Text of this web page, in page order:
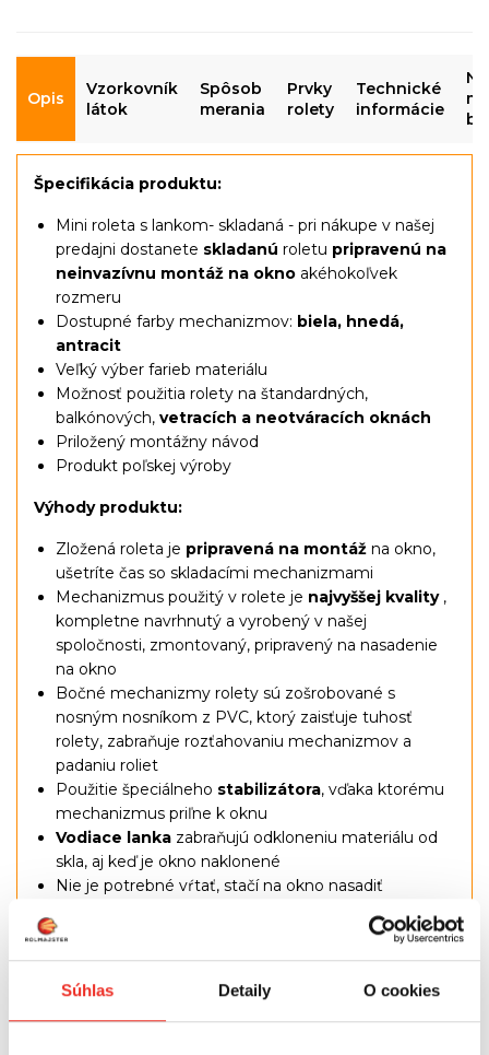
Súhlas Detaily O cookies
Opis
Vzorkovník
látok
Spôsob
merania
Prvky
rolety
Technické
informácie
Špecifikácia produktu:
Mini roleta s lankom- skladaná - pri nákupe v našej
predajni dostanete skladanú roletu pripravenú na
neinvazívnu montáž na okno akéhokoľvek
rozmeru
Dostupné farby mechanizmov: biela, hnedá,
antracit
Veľký výber farieb materiálu
Možnosť použitia rolety na štandardných,
balkónových, vetracích a neotváracích oknách
Priložený montážny návod
Produkt poľskej výroby
Výhody produktu:
Zložená roleta je pripravená na montáž na okno,
ušetríte čas so skladacími mechanizmami
Mechanizmus použitý v rolete je najvyššej kvality ,
kompletne navrhnutý a vyrobený v našej
spoločnosti, zmontovaný, pripravený na nasadenie
na okno
Bočné mechanizmy rolety sú zošrobované s
nosným nosníkom z PVC, ktorý zaisťuje tuhosť
rolety, zabraňuje rozťahovaniu mechanizmov a
padaniu roliet
Použitie špeciálneho stabilizátora, vďaka ktorému
mechanizmus priľne k oknu
Vodiace lanka zabraňujú odkloneniu materiálu od
skla, aj keď je okno naklonené
Nie je potrebné vŕtať, stačí na okno nasadiť
vysokou priľnavosťou a navliecť lanko
Mechanizmus je vybavenýsamosvorným
systémom
(zabraňuje pádu materiálu)
Upevňovacie nosníky poskytujú potrebnú pevnosť